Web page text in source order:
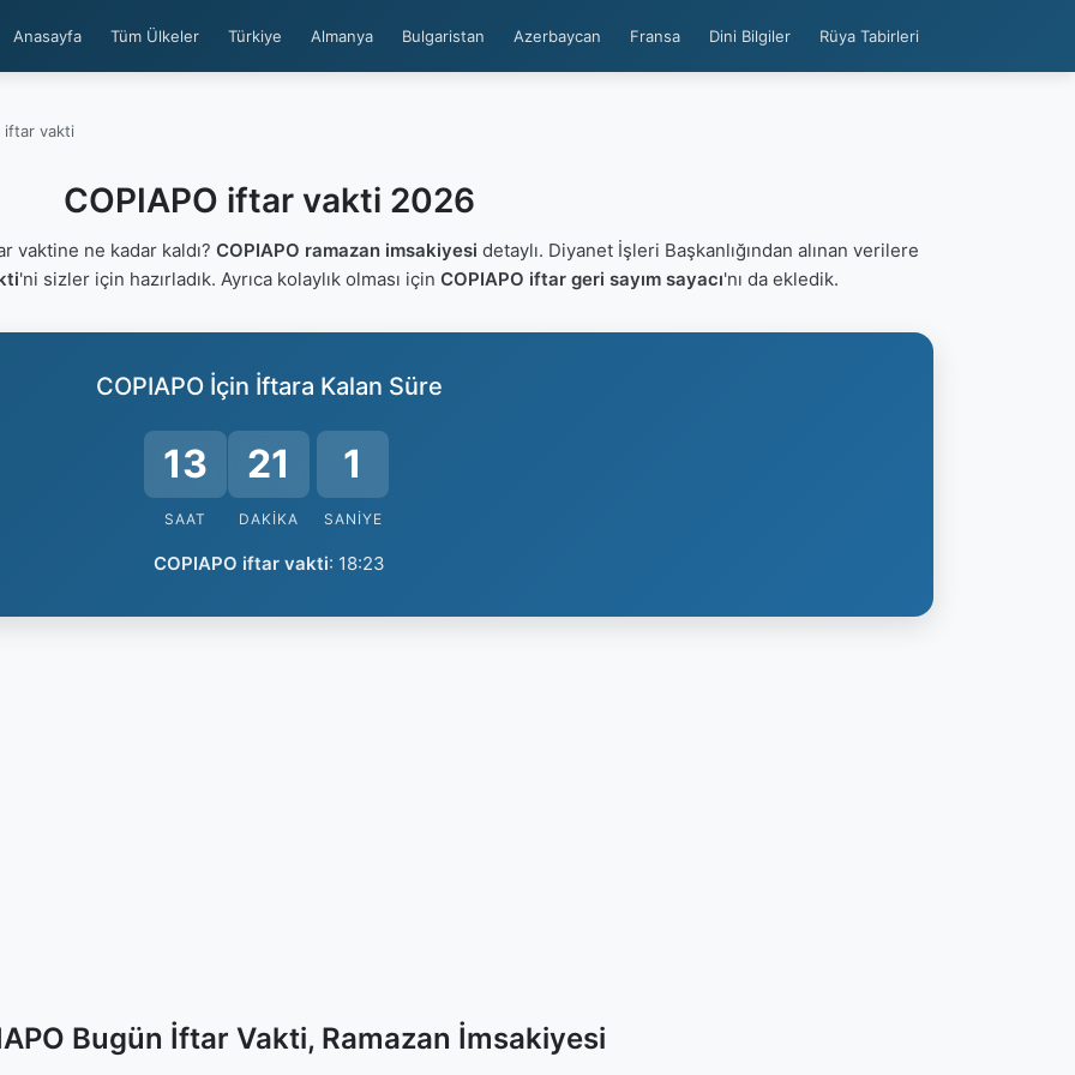
Anasayfa Tüm Ülkeler Türkiye Almanya Bulgaristan Azerbaycan Fransa Dini Bilgiler Rüya Tabirleri
iftar vakti
COPIAPO iftar vakti 2026
vaktine ne kadar kaldı? COPIAPO ramazan imsakiyesi detaylı. Diyanet İşleri Başkanlığından alınan verilere
'ni sizler için hazırladık. Ayrıca kolaylık olması için COPIAPO iftar geri sayım sayacı'nı da ekledik.
COPIAPO İçin İftara Kalan Süre
13
SAAT
21
DAKIKA
0
SANIYE
COPIAPO iftar vakti: 18:23
Bugün İftar Vakti, Ramazan İmsakiyesi